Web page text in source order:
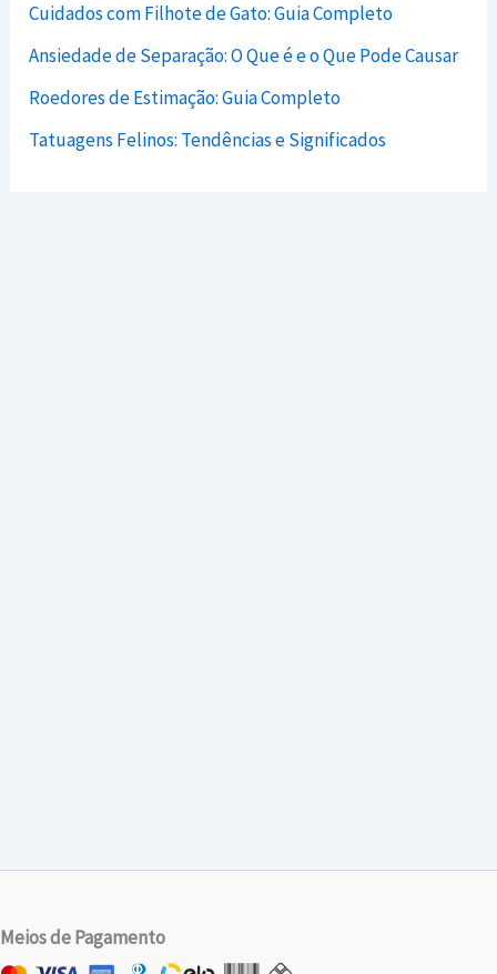
Cuidados com Filhote de Gato: Guia Completo
Ansiedade de Separação: O Que é e o Que Pode Causar
Roedores de Estimação: Guia Completo
Tatuagens Felinos: Tendências e Significados
Meios de Pagamento